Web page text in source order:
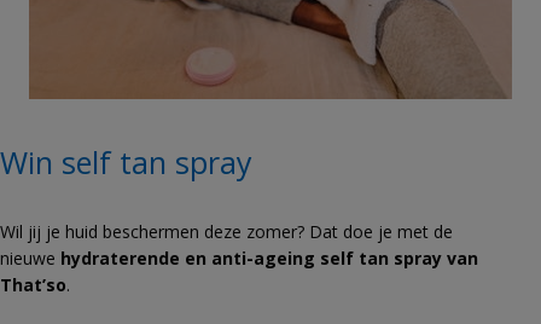
Win self tan spray
Wil jij je huid beschermen deze zomer? Dat doe je met de
nieuwe hydraterende en anti-ageing self tan spray van
That’so.